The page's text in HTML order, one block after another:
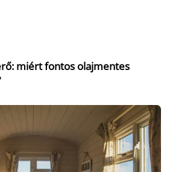
miért fontos olajmentes